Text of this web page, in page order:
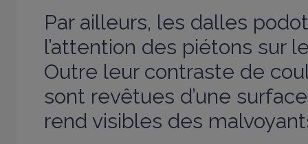
Par ailleurs, les dalles
l’attention des piétons sur
Outre leur contraste de
sont revêtues d’une
rend visibles des